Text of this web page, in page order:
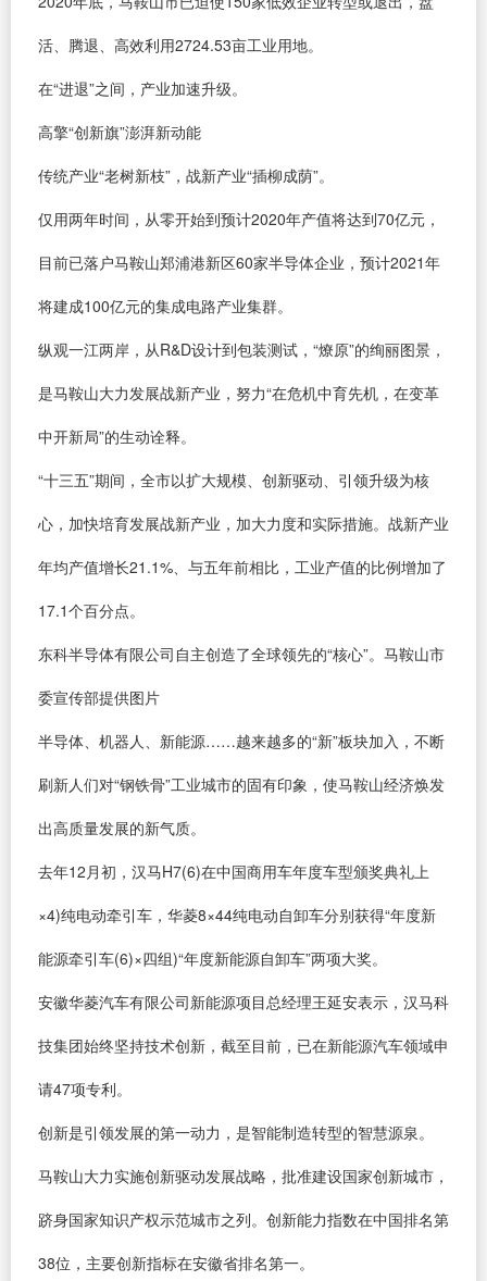
活、腾退、高效利用2724.53亩工业用地。
在“进退”之间，产业加速升级。
高擎“创新旗”澎湃新动能
传统产业“老树新枝”，战新产业“插柳成荫”。
仅用两年时间，从零开始到预计2020年产值将达到70亿元，
目前已落户马鞍山郑浦港新区60家半导体企业，预计2021年
将建成100亿元的集成电路产业集群。
纵观一江两岸，从R&D设计到包装测试，“燎原”的绚丽图景，
是马鞍山大力发展战新产业，努力“在危机中育先机，在变革
中开新局”的生动诠释。
“十三五”期间，全市以扩大规模、创新驱动、引领升级为核
心，加快培育发展战新产业，加大力度和实际措施。战新产业
年均产值增长21.1%、与五年前相比，工业产值的比例增加了
17.1个百分点。
东科半导体有限公司自主创造了全球领先的“核心”。马鞍山市
委宣传部提供图片
半导体、机器人、新能源……越来越多的“新”板块加入，不断
刷新人们对“钢铁骨”工业城市的固有印象，使马鞍山经济焕发
出高质量发展的新气质。
去年12月初，汉马H7(6)在中国商用车年度车型颁奖典礼上
×4)纯电动牵引车，华菱8×44纯电动自卸车分别获得“年度新
能源牵引车(6)×四组)“年度新能源自卸车”两项大奖。
安徽华菱汽车有限公司新能源项目总经理王延安表示，汉马科
技集团始终坚持技术创新，截至目前，已在新能源汽车领域申
请47项专利。
创新是引领发展的第一动力，是智能制造转型的智慧源泉。
马鞍山大力实施创新驱动发展战略，批准建设国家创新城市，
跻身国家知识产权示范城市之列。创新能力指数在中国排名第
38位，主要创新指标在安徽省排名第一。